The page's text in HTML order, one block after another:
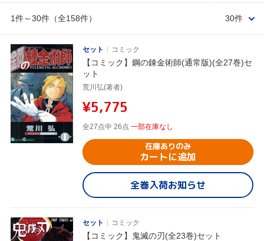
1件～30件（全158件） 30件
セット コミック
【コミック】鋼の錬金術師(通常版)(全27巻)セ
ット
荒川弘(著者)
¥5,775
全27点中 26点 一部在庫なし
在庫ありのみ
カートに追加
全巻入荷お知らせ
セット コミック
【コミック】鬼滅の刃(全23巻)セット